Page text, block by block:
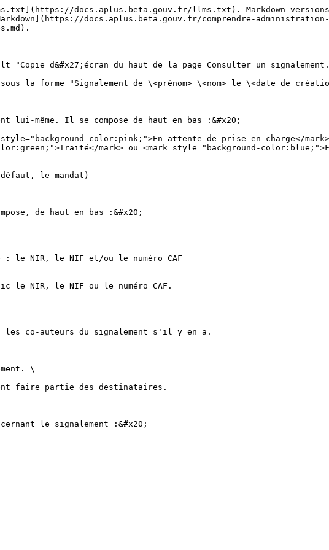
docs.aplus.beta.gouv.fr/llms.txt). Markdown versions
docs.aplus.beta.gouv.fr/comprendre-
d&#x27;écran du haut de la page Consulter un
la forme "Signalement de \<prénom> \<nom> le \<date de
lui-même. Il se compose de haut en bas :&#x20;
color:pink;">En attente de prise en charge</
mark> ou <mark style="background-
le mandat)
de haut en bas :&#x20;
le NIR, le NIF et/ou le numéro CAF
le NIR, le NIF ou le numéro CAF.
co-auteurs du signalement s'il y en a.
\
faire partie des destinataires.
le signalement :&#x20;